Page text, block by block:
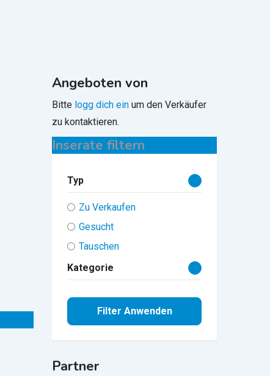
Angeboten von
Bitte logg dich ein um den Verkäufer
zu kontaktieren.
Inserate filtern
Typ
Zu Verkaufen
Gesucht
Tauschen
Kategorie
Filter Anwenden
Partner